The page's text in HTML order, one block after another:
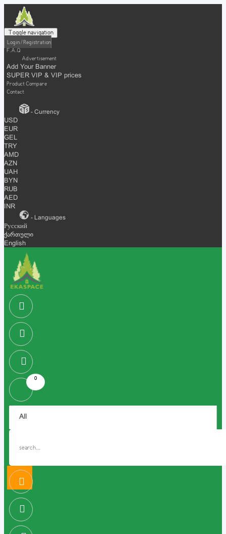
Toggle navigation
Login / Registration
F.A.Q
Advertisement
Add Your Banner
SUPER VIP & VIP prices
Product Compare
Contact
- Currency
USD
EUR
GEL
TRY
AMD
AZN
UAH
BYN
RUB
AED
INR
- Languages
Русский
ქართული
English
0